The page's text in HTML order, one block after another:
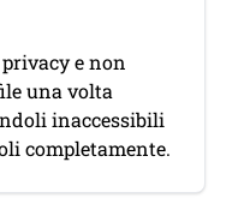
e non
una volta
inaccessibili
completamente.